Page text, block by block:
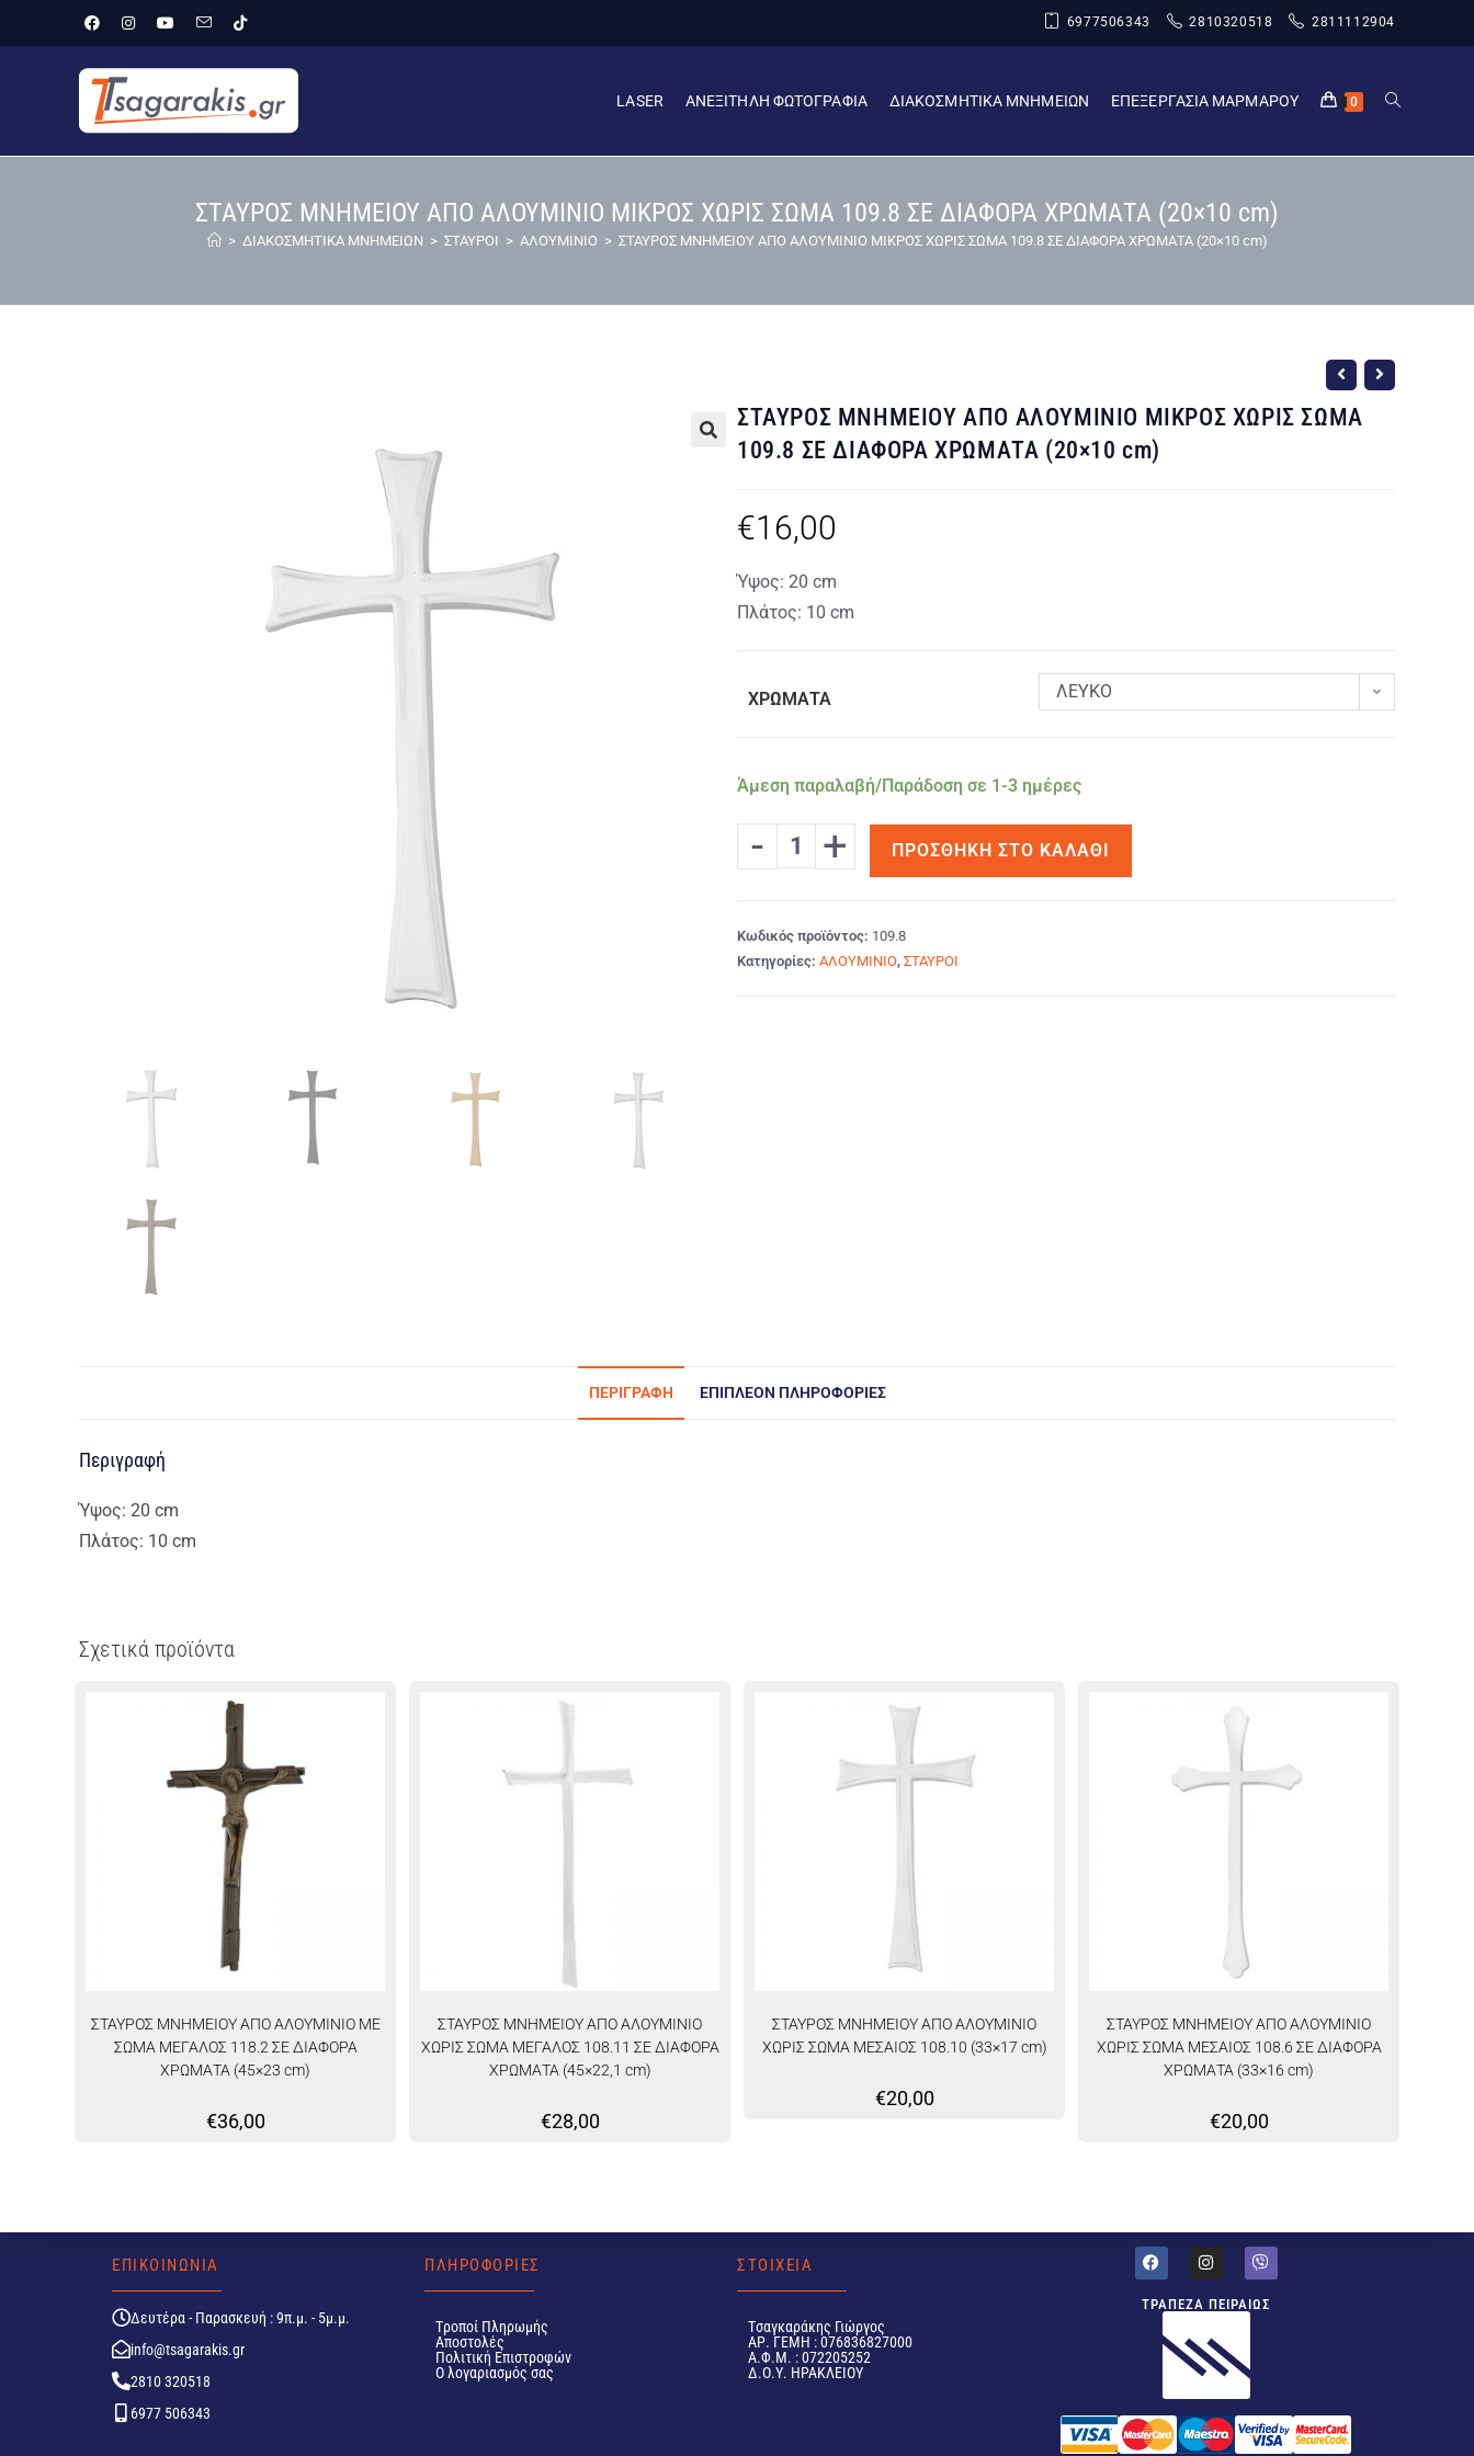
6977506343 2810320518 2811112904
LASER ΑΝΕΞΙΤΗΛΗ ΦΩΤΟΓΡΑΦΙΑ ΔΙΑΚΟΣΜΗΤΙΚΑ ΜΝΗΜΕΙΩΝ ΕΠΕΞΕΡΓΑΣΙΑ ΜΑΡΜΑΡΟΥ 0
ΣΤΑΥΡΟΣ ΜΝΗΜΕΙΟΥ ΑΠΟ ΑΛΟΥΜΙΝΙΟ ΜΙΚΡΟΣ ΧΩΡΙΣ ΣΩΜΑ 109.8 ΣΕ ΔΙΑΦΟΡΑ ΧΡΩΜΑΤΑ (20×10 cm)
> ΔΙΑΚΟΣΜΗΤΙΚΑ ΜΝΗΜΕΙΩΝ > ΣΤΑΥΡΟΙ > ΑΛΟΥΜΙΝΙΟ > ΣΤΑΥΡΟΣ ΜΝΗΜΕΙΟΥ ΑΠΟ ΑΛΟΥΜΙΝΙΟ ΜΙΚΡΟΣ ΧΩΡΙΣ ΣΩΜΑ 109.8 ΣΕ ΔΙΑΦΟΡΑ ΧΡΩΜΑΤΑ (20×10 cm)
ΣΤΑΥΡΟΣ ΜΝΗΜΕΙΟΥ ΑΠΟ ΑΛΟΥΜΙΝΙΟ ΜΙΚΡΟΣ ΧΩΡΙΣ ΣΩΜΑ
109.8 ΣΕ ΔΙΑΦΟΡΑ ΧΡΩΜΑΤΑ (20×10 cm)
€16,00
Ύψος: 20 cm
Πλάτος: 10 cm
ΧΡΩΜΑΤΑ ΛΕΥΚΟ
Άμεση παραλαβή/Παράδοση σε 1-3 ημέρες
- + ΠΡΟΣΘΉΚΗ ΣΤΟ ΚΑΛΆΘΙ
Κωδικός προϊόντος: 109.8
Κατηγορίες: ΑΛΟΥΜΙΝΙΟ, ΣΤΑΥΡΟΙ
ΠΕΡΙΓΡΑΦΉ ΕΠΙΠΛΈΟΝ ΠΛΗΡΟΦΟΡΊΕΣ
Περιγραφή
Ύψος: 20 cm
Πλάτος: 10 cm
Σχετικά προϊόντα
ΣΤΑΥΡΟΣ ΜΝΗΜΕΙΟΥ ΑΠΟ ΑΛΟΥΜΙΝΙΟ ΜΕ
ΣΩΜΑ ΜΕΓΑΛΟΣ 118.2 ΣΕ ΔΙΑΦΟΡΑ
ΧΡΩΜΑΤΑ (45×23 cm)
€36,00
ΣΤΑΥΡΟΣ ΜΝΗΜΕΙΟΥ ΑΠΟ ΑΛΟΥΜΙΝΙΟ
ΧΩΡΙΣ ΣΩΜΑ ΜΕΓΑΛΟΣ 108.11 ΣΕ ΔΙΑΦΟΡΑ
ΧΡΩΜΑΤΑ (45×22,1 cm)
€28,00
ΣΤΑΥΡΟΣ ΜΝΗΜΕΙΟΥ ΑΠΟ ΑΛΟΥΜΙΝΙΟ
ΧΩΡΙΣ ΣΩΜΑ ΜΕΣΑΙΟΣ 108.10 (33×17 cm)
€20,00
ΣΤΑΥΡΟΣ ΜΝΗΜΕΙΟΥ ΑΠΟ ΑΛΟΥΜΙΝΙΟ
ΧΩΡΙΣ ΣΩΜΑ ΜΕΣΑΙΟΣ 108.6 ΣΕ ΔΙΑΦΟΡΑ
ΧΡΩΜΑΤΑ (33×16 cm)
€20,00
ΕΠΙΚΟΙΝΩΝΙΑ
Δευτέρα - Παρασκευή : 9π.μ. - 5μ.μ.
info@tsagarakis.gr
2810 320518
6977 506343
ΠΛΗΡΟΦΟΡΙΕΣ
Tροποί Πληρωμής
Αποστολές
Πολιτική Επιστροφών
Ο λογαριασμός σας
ΣΤΟΙΧΕΙΑ
Tσαγκαράκης Γιώργος
ΑΡ. ΓΕΜΗ : 076836827000
Α.Φ.Μ. : 072205252
Δ.Ο.Υ. ΗΡΑΚΛΕΙΟΥ
ΤΡΑΠΕΖΑ ΠΕΙΡΑΙΩΣ